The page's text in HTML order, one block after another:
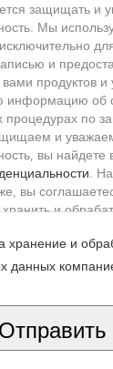
защищать и
Мы
и
продуктов и
информацию об
процедурах по
и
вы найдете
.
вы
и
хранение и
данных
Отправить